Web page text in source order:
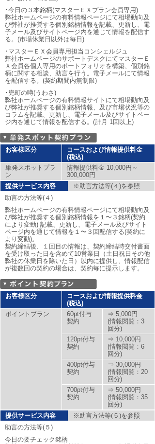
･今日の３本銘柄(マスターＥＸプラン会員専用)
弊社ホームページの有料情報ページにて相場動向及
び弊社が推奨する個別銘柄情報を記載、更新し、電
子メール及びサイトページ内を通じて情報を配信す
る。(市場休業日以外は毎日)
･マスターＥＸ会員専用担当コンシェルジュ
弊社ホームページのサポートデスクにてマスターＥ
Ｘ会員各個人専用のポートフォリオを構築、個別銘
柄に関する相談、助言を行う。電子メールにて情報
を配信する。(契約期間内無制限)
･兜町の噂(うわさ)
弊社ホームページの有料情報サイトにて相場動向及
び弊社が推奨する個別銘柄情報、及び市場状況等の
コラムを記載、更新し、電子メール及びサイトペー
ジ内を通じて情報を配信する。(計月 1回以上)
お客様区分
コースおよび情報提供料金
(税込)
単発スポットプラ
ン
情報提供料金 10,000円～
300,000円
提供サービス内容
※助言方法等(４)を参照
助言の方法等(４)
弊社ホームページの有料情報ページにて相場動向及
び弊社が推奨する個別銘柄情報を１〜３銘柄(契約
により変動) 記載、更新し、電子メール及びサイト
ページ内を通じて情報を１〜３回配信する(契約に
より変動)。
契約締結後、１回目の情報は、契約締結時交付書面
を受け取った日を含めて10営業日（土日祝日その他
弊社の休業日を除いた日）以内に提供し、情報配信
が複数回の契約の場合は、契約毎に提示します。
お客様区分
コースおよび情報提供料金
(税込)
ポイントプラン
60pt付与
契約
⇒ 5,000円
(情報閲覧：3
回分)
120pt付与
契約
⇒ 10,000円
(情報閲覧：6
回分)
400pt付与
契約
⇒ 30,000円
(情報閲覧：20
回分)
700pt付与
契約
⇒ 50,000円
(情報閲覧：35
回分)
提供サービス内容
※助言方法等(５)を参照
助言の方法等(５)
今日の要チェック銘柄